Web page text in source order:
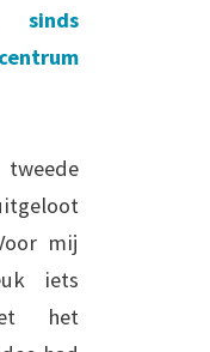
sinds
mij
iets
het